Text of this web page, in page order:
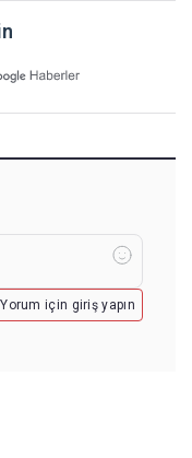
Yorum için giriş yapın